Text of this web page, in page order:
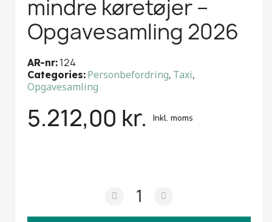
mindre køretøjer –
Opgavesamling 2026
AR-nr 124
Categories Personbefordring, Taxi,
Opgavesamling
5.212,00 kr. Inkl. moms